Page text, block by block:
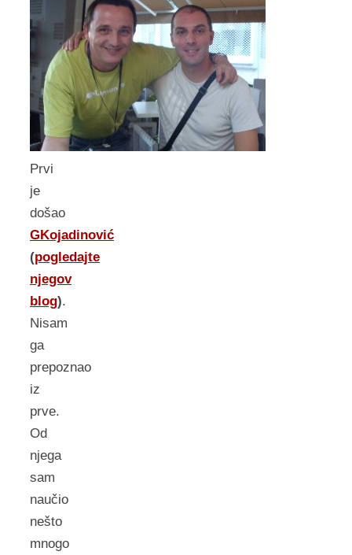
Prvi
je
došao
GKojadinović
(pogledajte
njegov
blog).
Nisam
ga
prepoznao
iz
prve.
Od
njega
sam
naučio
nešto
mnogo